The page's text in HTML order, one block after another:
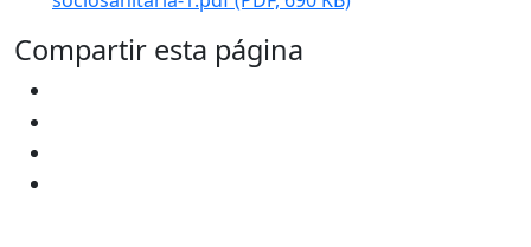
Compartir esta página